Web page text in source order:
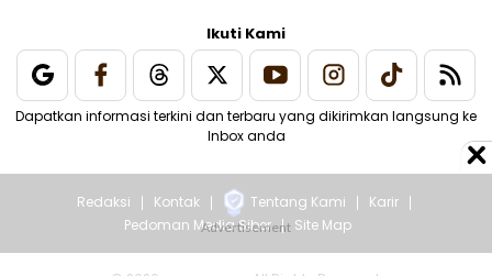
Ikuti Kami
Dapatkan informasi terkini dan terbaru yang dikirimkan langsung ke
Inbox anda
Redaksi Kontak Tentang Kami
Karir
Pedoman Media Siber
Site Map